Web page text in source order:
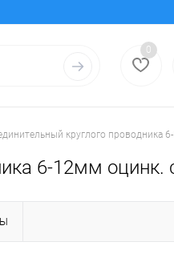
0
круглого проводника
6-12мм оцинк.